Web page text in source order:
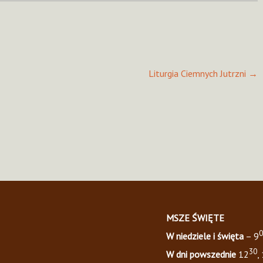
Liturgia Ciemnych Jutrzni →
MSZE ŚWIĘTE
W niedziele i święta– 9
W dni powszednie 1230,